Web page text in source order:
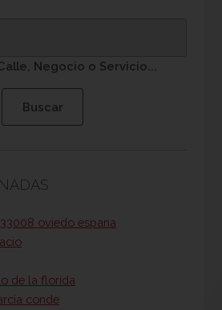
Negocio o Servicio...
oviedo espana
de la florida
conde